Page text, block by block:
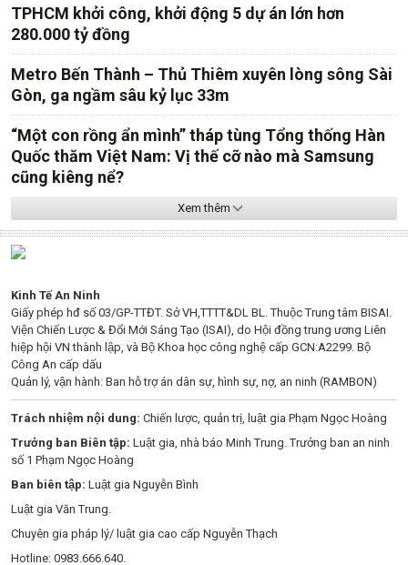
TPHCM khởi công, khởi động 5 dự án lớn hơn
280.000 tỷ đồng
Metro Bến Thành – Thủ Thiêm xuyên lòng sông Sài
Gòn, ga ngầm sâu kỷ lục 33m
“Một con rồng ẩn mình” tháp tùng Tổng thống Hàn
Quốc thăm Việt Nam: Vị thế cỡ nào mà Samsung
cũng kiêng nể?
Xem thêm
Kinh Tế An Ninh
Giấy phép hđ số 03/GP-TTĐT. Sở VH,TTTT&DL BL. Thuộc Trung tâm BISAI.
Viện Chiến Lược & Đổi Mới Sáng Tạo (ISAI), do Hội đồng trung ương Liên
hiệp hội VN thành lập, và Bộ Khoa học công nghệ cấp GCN:A2299. Bộ
Công An cấp dấu
Quản lý, vận hành: Ban hỗ trợ án dân sự, hình sự, nợ, an ninh (RAMBON)
Trách nhiệm nội dung: Chiến lược, quản trị, luật gia Phạm Ngọc Hoàng
Trưởng ban Biên tập: Luật gia, nhà báo Minh Trung. Trưởng ban an ninh
số 1 Phạm Ngọc Hoàng
Ban biên tập: Luật gia Nguyễn Bình
Luật gia Văn Trung.
Chuyên gia pháp lý/ luật gia cao cấp Nguyễn Thạch
Hotline: 0983.666.640.